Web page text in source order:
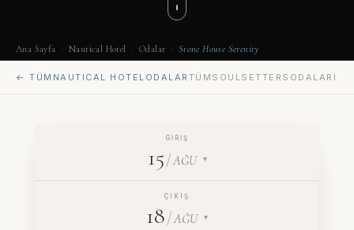
Ana Sayfa › Nautical Hotel › Odalar › Stone House Serenity
← TÜM NAUTICAL HOTEL ODALAR TÜM SOULSETTERS ODALARI
GIRIŞ
15/AĞU ▾
ÇIKIŞ
18/AĞU ▾